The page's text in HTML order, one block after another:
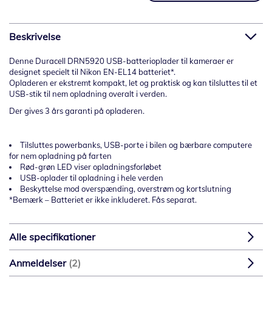
Beskrivelse
Denne Duracell DRN5920 USB-batterioplader til kameraer er
designet specielt til Nikon EN-EL14 batteriet*.
Opladeren er ekstremt kompakt, let og praktisk og kan tilsluttes til et
USB-stik til nem opladning overalt i verden.
Der gives 3 års garanti på opladeren.
Tilsluttes powerbanks, USB-porte i bilen og bærbare computere
for nem opladning på farten
Rød-grøn LED viser opladningsforløbet
USB-oplader til opladning i hele verden
Beskyttelse mod overspænding, overstrøm og kortslutning
*Bemærk – Batteriet er ikke inkluderet. Fås separat.
Alle specifikationer
Anmeldelser 2